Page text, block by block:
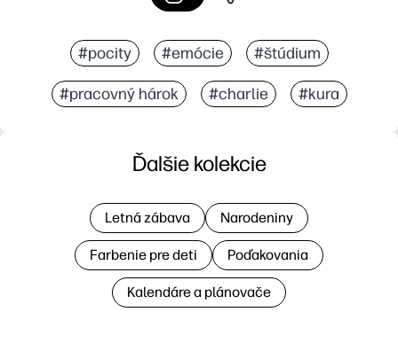
#pocity #emócie #štúdium
#pracovný hárok #charlie #kura
Ďalšie kolekcie
Letná zábava Narodeniny
Farbenie pre deti Poďakovania
Kalendáre a plánovače